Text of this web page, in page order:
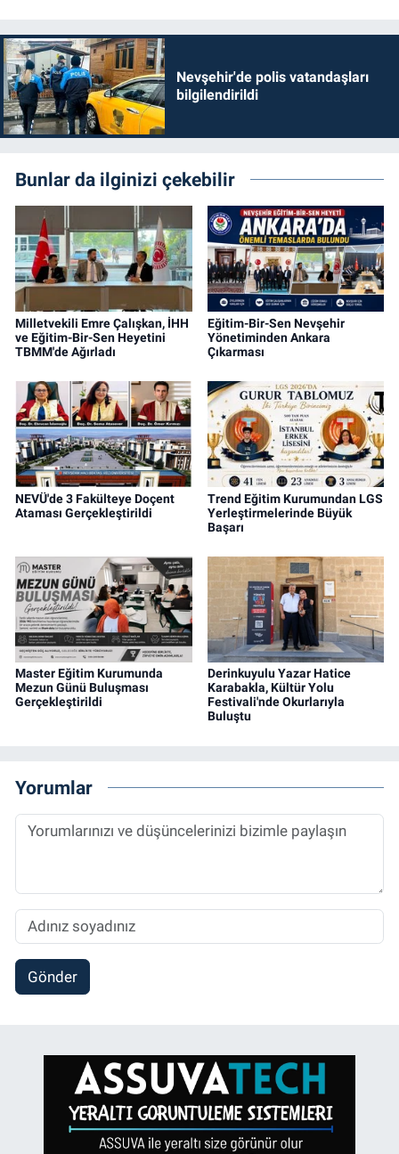
Nevşehir'de polis vatandaşları
bilgilendirildi
Bunlar da ilginizi çekebilir
Milletvekili Emre Çalışkan, İHH
ve Eğitim-Bir-Sen Heyetini
TBMM'de Ağırladı
Eğitim-Bir-Sen Nevşehir
Yönetiminden Ankara
Çıkarması
NEVÜ'de 3 Fakülteye Doçent
Ataması Gerçekleştirildi
Trend Eğitim Kurumundan LGS
Yerleştirmelerinde Büyük
Başarı
Master Eğitim Kurumunda
Mezun Günü Buluşması
Gerçekleştirildi
Derinkuyulu Yazar Hatice
Karabakla, Kültür Yolu
Festivali'nde Okurlarıyla
Buluştu
Yorumlar
Gönder